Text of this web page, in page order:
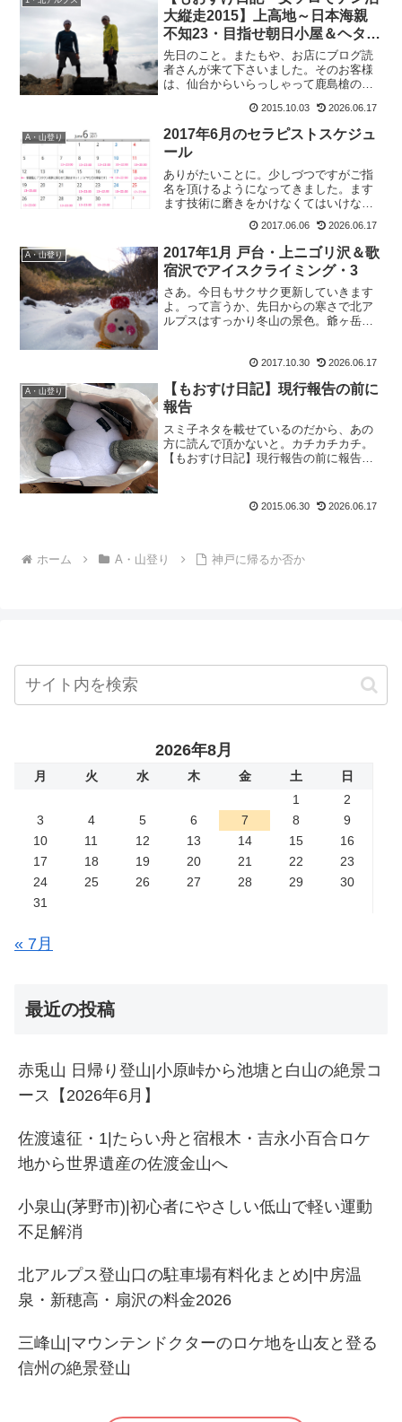
大縦走2015】上高地～日本海親
不知23・目指せ朝日小屋＆ヘタっ
た靴下が復活する裏技
先日のこと。またもや、お店にブログ読
者さんが来て下さいました。そのお客様
は、仙台からいらっしゃって鹿島槍の帰
と、このもおすけブログを読んでその日
の山行は、試しに水を7リットルも担いで
柏原新道を登られたとか。...
2015.10.03 2026.06.17
A・山登り
2017年6月のセラピストスケジュ
ール
ありがたいことに。少しづつですがご指
名を頂けるようになってきました。ます
ます技術に磨きをかけなくてはいけない
少し揉みほぐして下さい」ってお客様が
多いのですがこれって気候と気圧の変化
が激しいからかなぁ。で、...
2017.06.06 2026.06.17
A・山登り
2017年1月 戸台・上ニゴリ沢＆歌
宿沢でアイスクライミング・3
さあ。今日もサクサク更新していきます
よ。って言うか、先日からの寒さで北ア
ルプスはすっかり冬山の景色。爺ヶ岳や
嗚呼、でも寒い冬がやってくるのね。心
の準備がまだ出来ていないわ...
2017.10.30 2026.06.17
A・山登り
【もおすけ日記】現行報告の前に
報告
スミ子ネタを載せているのだから、あの
方に読んで頂かないと。カチカチカチ。
【もおすけ日記】現行報告の前に報告送
ュースは、スミ子のお礼にあげたわけじ
ゃないんで！」とな。栗の助...
2015.06.30 2026.06.17
ホーム A・山登り 神戸に帰るか否か
2026年8月
月 火 水 木 金 土
日
1
2
3
4 5 6 7 8
9
10
11 12 13 14 15
16
17
18 19 20 21 22
23
24
25 26 27 28 29
30
31
« 7月
最近の投稿
赤兎山 日帰り登山|小原峠から池塘と白山の絶景コ
ース【2026年6月】
佐渡遠征・1|たらい舟と宿根木・吉永小百合ロケ
地から世界遺産の佐渡金山へ
小泉山(茅野市)|初心者にやさしい低山で軽い運動
不足解消
北アルプス登山口の駐車場有料化まとめ|中房温
泉・新穂高・扇沢の料金2026
三峰山|マウンテンドクターのロケ地を山友と登る
信州の絶景登山